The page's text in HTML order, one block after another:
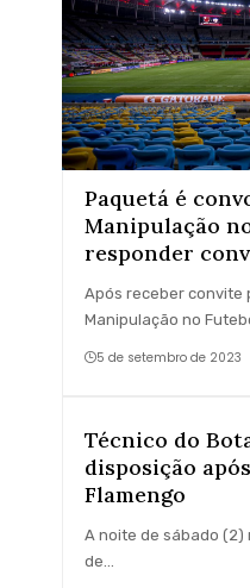
Paquetá é
Manipulação
responder
Após receber convite
Manipulação no
5 de setembro de 2023
Técnico do
disposição
Flamengo
A noite de sábado (2)
de…